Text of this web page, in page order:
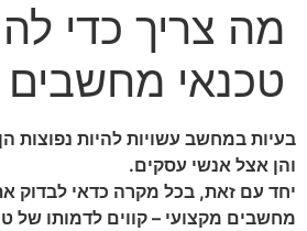
מה צריך כדי
טכנאי מחשבים
בעיות במחשב עשויות להיות נפוצות
והן אצל אנשי עסקים.
יחד עם זאת, בכל מקרה כדאי לבדוק
מחשבים מקצועי – קווים לדמותו של